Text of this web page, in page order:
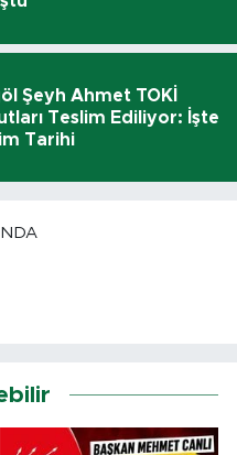
Şeyh Ahmet TOKİ
Teslim Ediliyor: İşte
Tarihi